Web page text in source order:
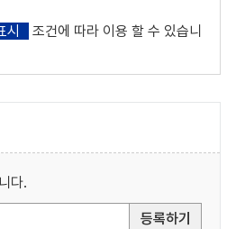
시
조건에 따라 이용 할 수 있습니
다.
등록하기